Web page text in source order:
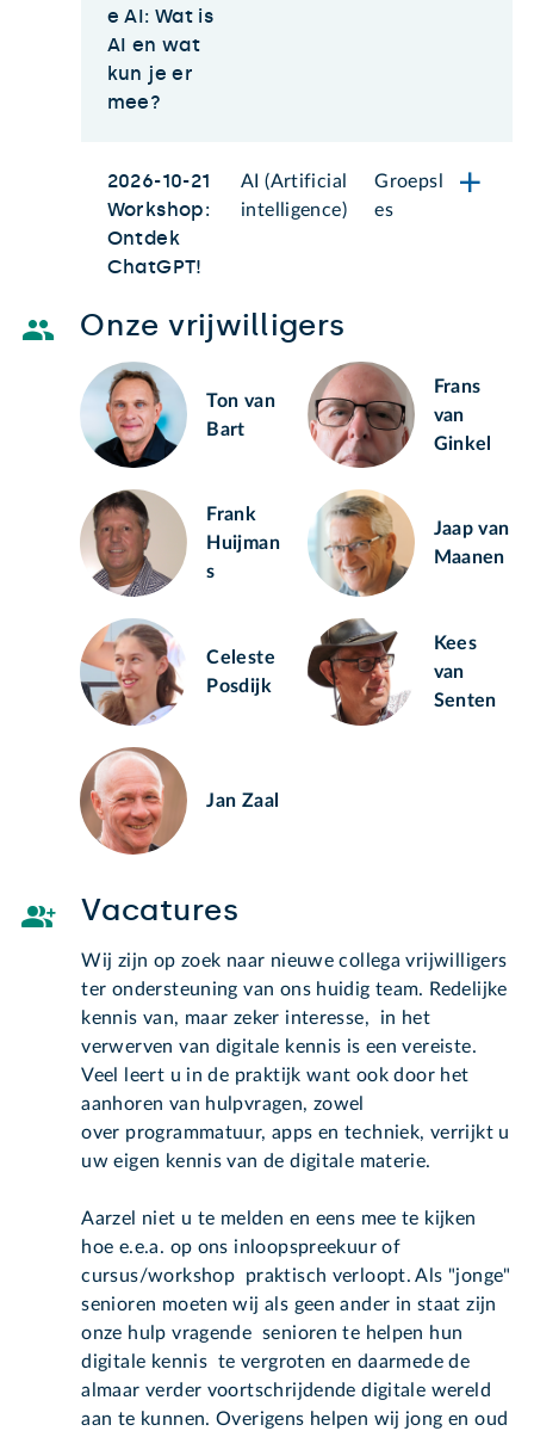
e AI: Wat is
AI en wat
kun je er
mee?
2026-10-21
Workshop:
Ontdek
ChatGPT!
AI (Artificial
intelligence)
Groepsl
es
Onze vrijwilligers
Ton van
Bart
Frans
van
Ginkel
Frank
Huijman
s
Jaap van
Maanen
Celeste
Posdijk
Kees
van
Senten
Jan Zaal
Vacatures
Wij zijn op zoek naar nieuwe collega vrijwilligers
ter ondersteuning van ons huidig team. Redelijke
kennis van, maar zeker interesse, in het
verwerven van digitale kennis is een vereiste.
Veel leert u in de praktijk want ook door het
aanhoren van hulpvragen, zowel
over programmatuur, apps en techniek, verrijkt u
uw eigen kennis van de digitale materie.
Aarzel niet u te melden en eens mee te kijken
hoe e.e.a. op ons inloopspreekuur of
cursus/workshop praktisch verloopt. Als "jonge"
senioren moeten wij als geen ander in staat zijn
onze hulp vragende senioren te helpen hun
digitale kennis te vergroten en daarmede de
almaar verder voortschrijdende digitale wereld
aan te kunnen. Overigens helpen wij jong en oud